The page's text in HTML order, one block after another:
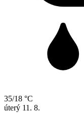
35/18 °C
úterý 11. 8.